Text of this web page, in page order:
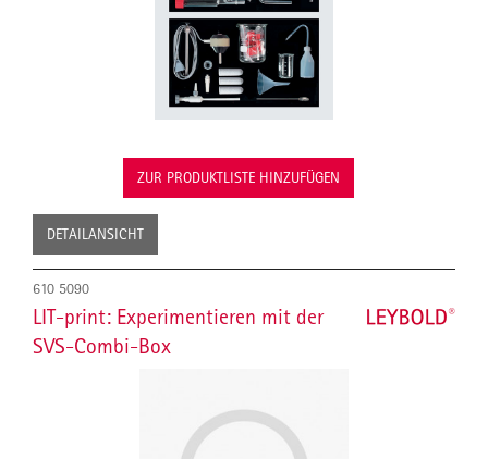
ZUR PRODUKTLISTE HINZUFÜGEN
DETAILANSICHT
610 5090
LIT-print: Experimentieren mit der
SVS-Combi-Box